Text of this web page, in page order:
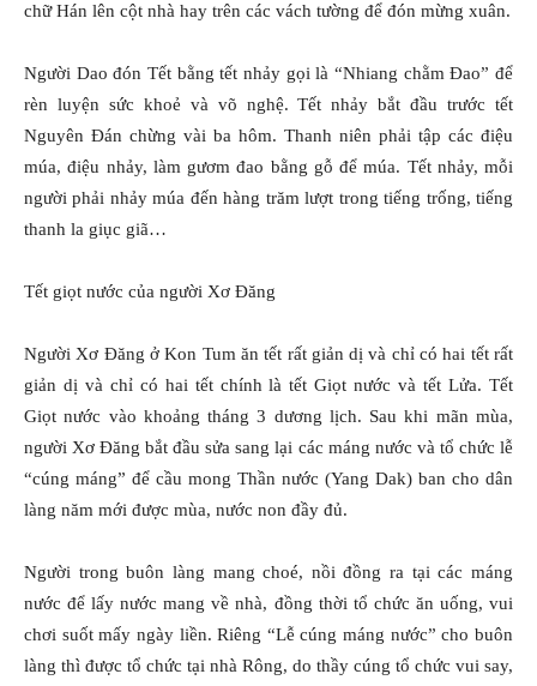
chữ Hán lên cột nhà hay trên các vách tường để đón mừng xuân.
Người Dao đón Tết bằng tết nhảy gọi là “Nhiang chằm Ðao” để
rèn luyện sức khoẻ và võ nghệ. Tết nhảy bắt đầu trước tết
Nguyên Ðán chừng vài ba hôm. Thanh niên phải tập các điệu
múa, điệu nhảy, làm gươm đao bằng gỗ để múa. Tết nhảy, mỗi
người phải nhảy múa đến hàng trăm lượt trong tiếng trống, tiếng
thanh la giục giã…
Tết giọt nước của người Xơ Đăng
Người Xơ Đăng ở Kon Tum ăn tết rất giản dị và chỉ có hai tết rất
giản dị và chỉ có hai tết chính là tết Giọt nước và tết Lửa. Tết
Giọt nước vào khoảng tháng 3 dương lịch. Sau khi mãn mùa,
người Xơ Đăng bắt đầu sửa sang lại các máng nước và tổ chức lễ
“cúng máng” để cầu mong Thần nước (Yang Dak) ban cho dân
làng năm mới được mùa, nước non đầy đủ.
Người trong buôn làng mang choé, nồi đồng ra tại các máng
nước để lấy nước mang về nhà, đồng thời tổ chức ăn uống, vui
chơi suốt mấy ngày liền. Riêng “Lễ cúng máng nước” cho buôn
làng thì được tổ chức tại nhà Rông, do thầy cúng tổ chức vui say,